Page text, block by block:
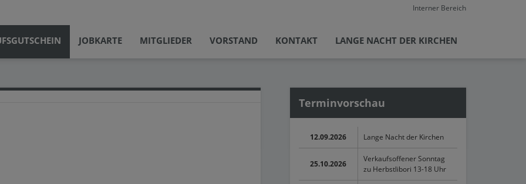
JOBKARTE MITGLIEDER VORSTAND KONTAKT LANGE NACHT DER KIRCHEN
Interner Bereich
Terminvorschau
12.09.2026 Lange Nacht der Kirchen
25.10.2026
Verkaufsoffener Sonntag
zu Herbstlibori 13-18 Uhr